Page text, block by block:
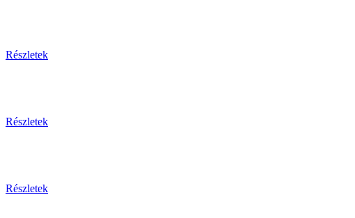
Részletek
Részletek
Részletek